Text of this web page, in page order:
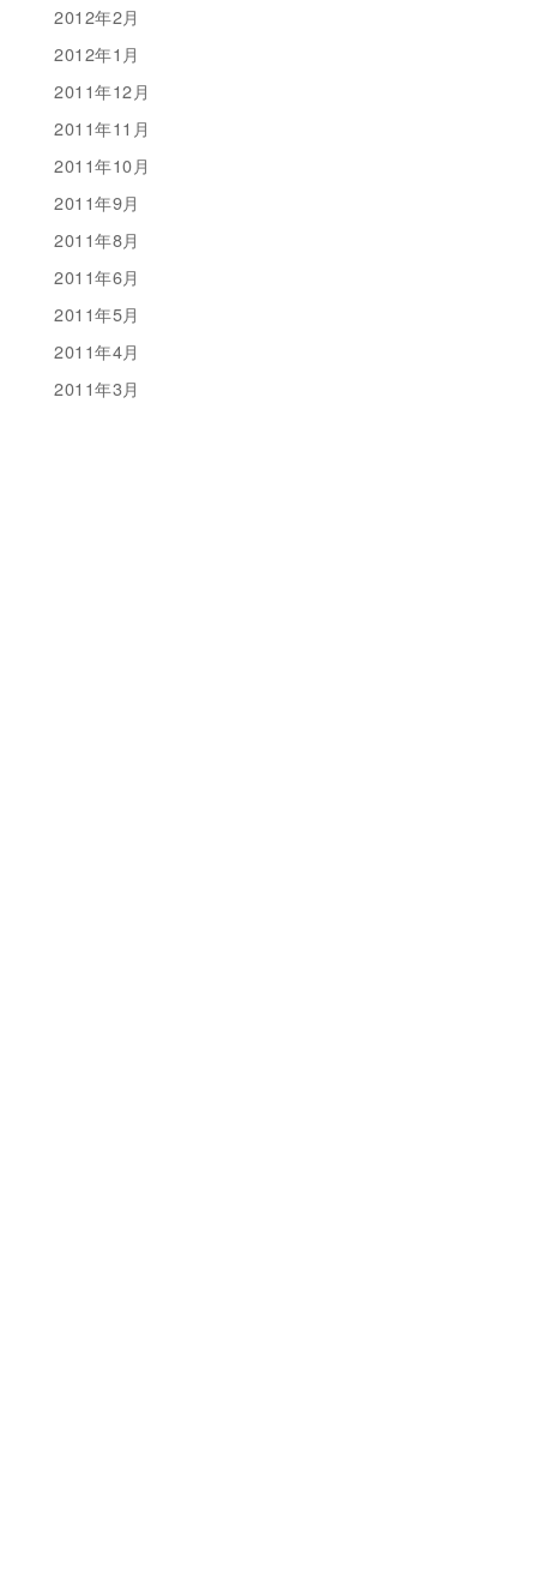
2012年2月
2012年1月
2011年12月
2011年11月
2011年10月
2011年9月
2011年8月
2011年6月
2011年5月
2011年4月
2011年3月